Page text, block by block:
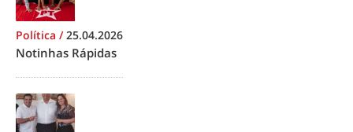
Política /25.04.2026
Notinhas Rápidas